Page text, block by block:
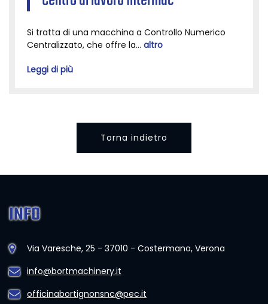
Si tratta di una macchina a Controllo Numerico
Centralizzato, che offre la... altro
Leggi di più
Torna indietro
INFO
Via Varesche, 25 - 37010 - Costermano, Verona
info@bortmachinery.it
officinabortignonsnc@pec.it